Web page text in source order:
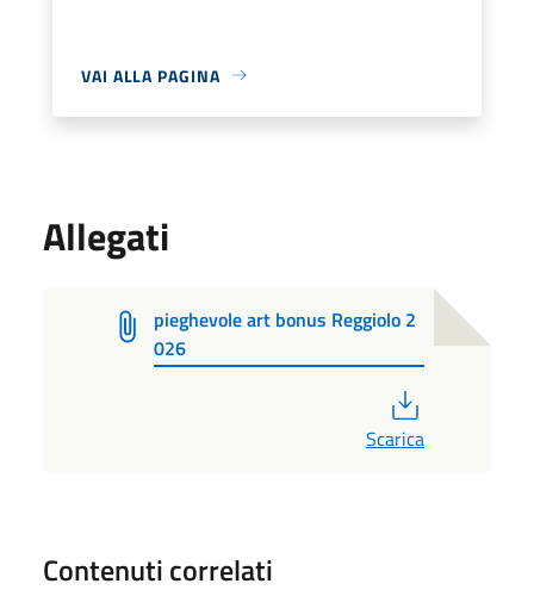
VAI ALLA PAGINA
Allegati
pieghevole art bonus Reggiolo 2
026
Scarica
Contenuti correlati